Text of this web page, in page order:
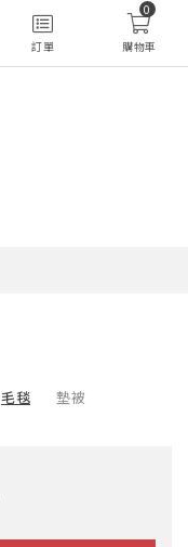
訂單
0
購物車
毛毯 墊被